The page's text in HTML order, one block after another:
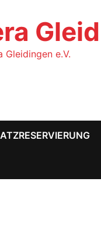
e.V.